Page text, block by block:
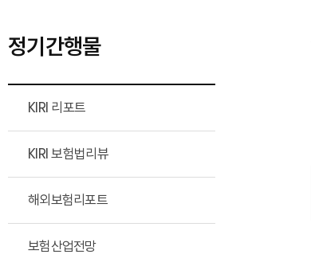
정기간행물
KIRI 리포트
KIRI 보험법리뷰
해외보험리포트
보험산업전망